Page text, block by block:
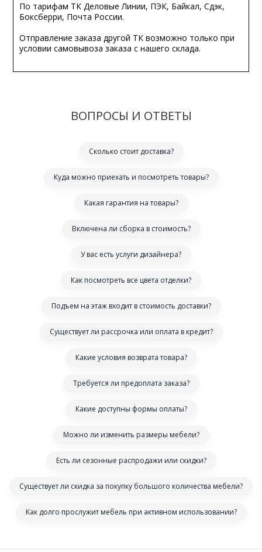
По тарифам ТК Деловые Линии, ПЭК, Байкал, Сдэк,
Боксберри, Почта России.
Отправление заказа другой ТК возможно только при
условии самовывоза заказа с нашего склада.
ВОПРОСЫ И ОТВЕТЫ
Сколько стоит доставка?
Куда можно приехать и посмотреть товары?
Какая гарантия на товары?
Включена ли сборка в стоимость?
У вас есть услуги дизайнера?
Как посмотреть все цвета отделки?
Подъем на этаж входит в стоимость доставки?
Существует ли рассрочка или оплата в кредит?
Какие условия возврата товара?
Требуется ли предоплата заказа?
Какие доступны формы оплаты?
Можно ли изменить размеры мебели?
Есть ли сезонные распродажи или скидки?
Существует ли скидка за покупку большого количества мебели?
Как долго прослужит мебель при активном использовании?